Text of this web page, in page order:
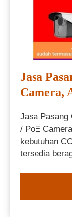
Jasa
Camera,
Jasa Pasang
/ PoE
kebutuhan
tersedia